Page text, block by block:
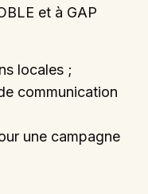
et à GAP
locales ;
communication
une campagne